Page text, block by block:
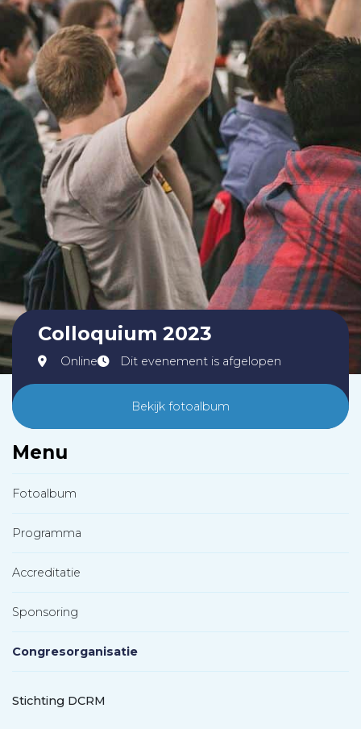
Colloquium 2023
Online Dit evenement is afgelopen
Bekijk fotoalbum
Menu
Fotoalbum
Programma
Accreditatie
Sponsoring
Congresorganisatie
Stichting DCRM